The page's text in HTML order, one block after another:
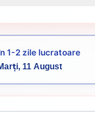
1-2 zile lucratoare
11 August